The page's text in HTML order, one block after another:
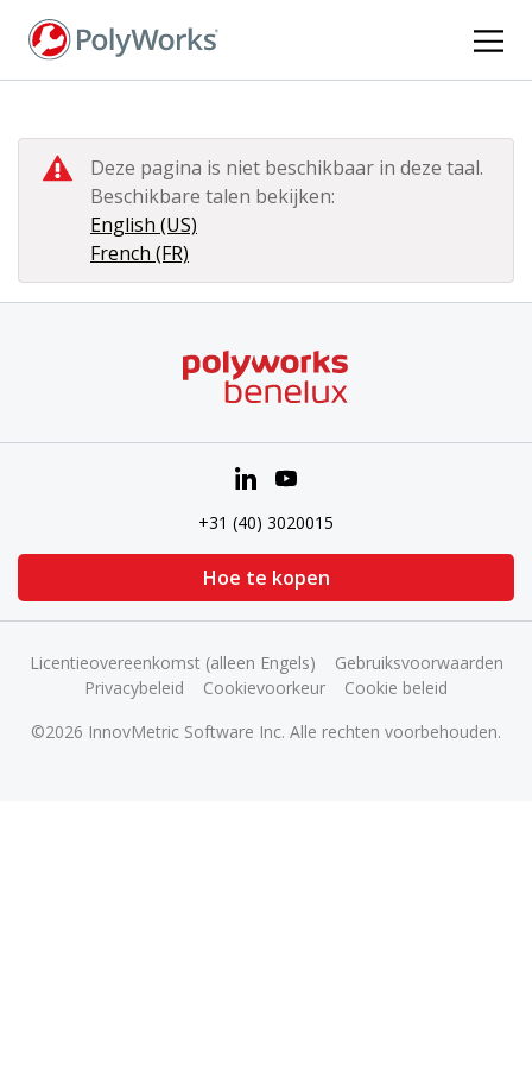
Overslaan
Deze pagina is niet beschikbaar in deze taal.
Beschikbare talen bekijken:
English (US)
French (FR)
+31 (40) 3020015
Hoe te kopen
©2026 InnovMetric Software Inc. Alle rechten voorbehouden.
Licentieovereenkomst (alleen Engels)
Gebruiksvoorwaarden
Privacybeleid
Cookievoorkeur Cookie beleid